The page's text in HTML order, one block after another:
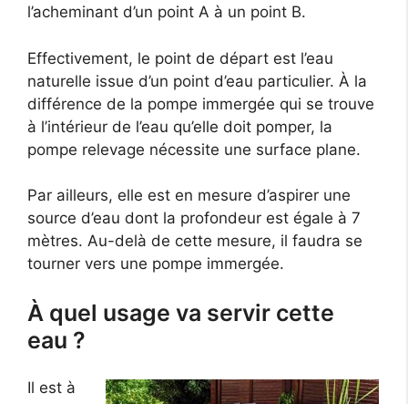
l’acheminant d’un point A à un point B.
Effectivement, le point de départ est l’eau
naturelle issue d’un point d’eau particulier. À la
différence de la pompe immergée qui se trouve
à l’intérieur de l’eau qu’elle doit pomper, la
pompe relevage nécessite une surface plane.
Par ailleurs, elle est en mesure d’aspirer une
source d’eau dont la profondeur est égale à 7
mètres. Au-delà de cette mesure, il faudra se
tourner vers une pompe immergée.
À quel usage va servir cette
eau ?
Il est à